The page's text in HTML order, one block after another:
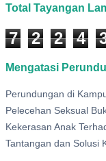
Total Tayangan
7 2 2 4
Mengatasi
Perundungan di
Pelecehan Seksual
Kekerasan Anak
Tantangan dan Solusi